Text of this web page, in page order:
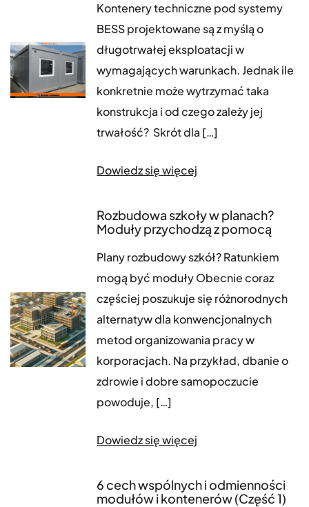
Kontenery techniczne pod systemy
BESS projektowane są z myślą o
długotrwałej eksploatacji w
wymagających warunkach. Jednak ile
konkretnie może wytrzymać taka
konstrukcja i od czego zależy jej
trwałość? Skrót dla […]
Dowiedz się więcej
Rozbudowa szkoły w planach?
Moduły przychodzą z pomocą
Plany rozbudowy szkół? Ratunkiem
mogą być moduły Obecnie coraz
częściej poszukuje się różnorodnych
alternatyw dla konwencjonalnych
metod organizowania pracy w
korporacjach. Na przykład, dbanie o
zdrowie i dobre samopoczucie
powoduje, […]
Dowiedz się więcej
6 cech wspólnych i odmienności
modułów i kontenerów (Część 1)